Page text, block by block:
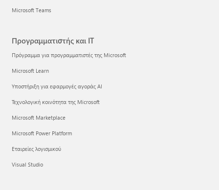
Microsoft Teams
Προγραμματιστής και IT
Πρόγραμμα για προγραμματιστές της Microsoft
Microsoft Learn
Υποστήριξη για εφαρμογές αγοράς AI
Τεχνολογική κοινότητα της Microsoft
Microsoft Marketplace
Microsoft Power Platform
Εταιρείες λογισμικού
Visual Studio